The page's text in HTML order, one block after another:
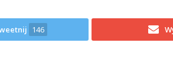
146